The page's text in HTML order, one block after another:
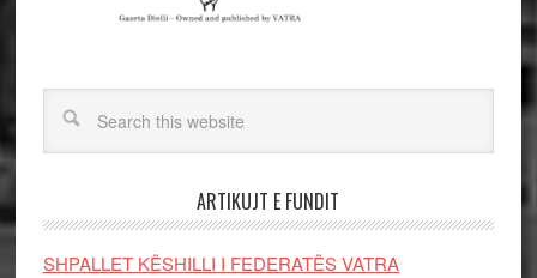
ARTIKUJT E FUNDIT
SHPALLET KËSHILLI I FEDERATËS VATRA